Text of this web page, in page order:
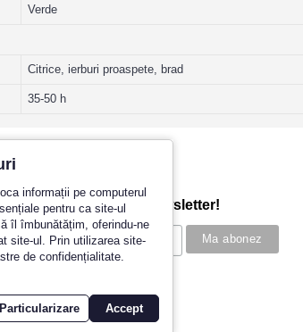
Verde
Citrice, ierburi proaspete, brad
35-50 h
Aboneaza-te la newsletter!
informații pe computerul
pentru ca site-ul
îl îmbunătățim, oferindu-ne
site-ul. Prin utilizarea site-
de confidențialitate.
Particularizare Accept